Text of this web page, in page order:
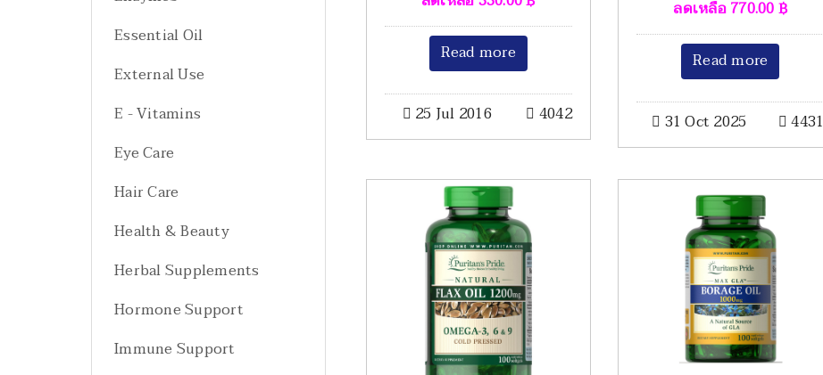
Essential Oil
External Use
E - Vitamins
Eye Care
Hair Care
Health & Beauty
Herbal Supplements
Hormone Support
Immune Support
Read more
25 Jul 2016 4042
ลดเหลือ770.00฿
Read more
31 Oct 2025 4431